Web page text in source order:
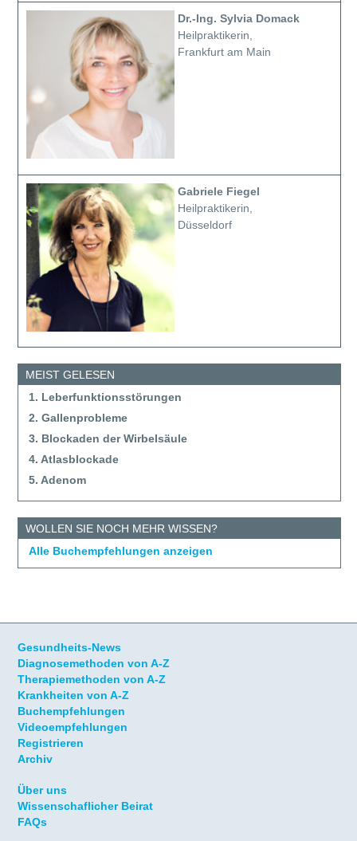
Dr.-Ing. Sylvia Domack
Heilpraktikerin,
Frankfurt am Main
Gabriele Fiegel
Heilpraktikerin,
Düsseldorf
MEIST GELESEN
1. Leberfunktionsstörungen
2. Gallenprobleme
3. Blockaden der Wirbelsäule
4. Atlasblockade
5. Adenom
WOLLEN SIE NOCH MEHR WISSEN?
Alle Buchempfehlungen anzeigen
Gesundheits-News
Diagnosemethoden von A-Z
Therapiemethoden von A-Z
Krankheiten von A-Z
Buchempfehlungen
Videoempfehlungen
Registrieren
Archiv
Über uns
Wissenschaflicher Beirat
FAQs